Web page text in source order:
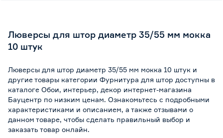
Люверсы для штор диаметр 35/55 мм мокка
10 штук
Люверсы для штор диаметр 35/55 мм мокка 10 штук и
другие товары категории Фурнитура для штор доступны в
каталоге Обои, интерьер, декор интернет-магазина
Бауцентр по низким ценам. Ознакомьтесь с подробными
характеристиками и описанием, а также отзывами о
данном товаре, чтобы сделать правильный выбор и
заказать товар онлайн.